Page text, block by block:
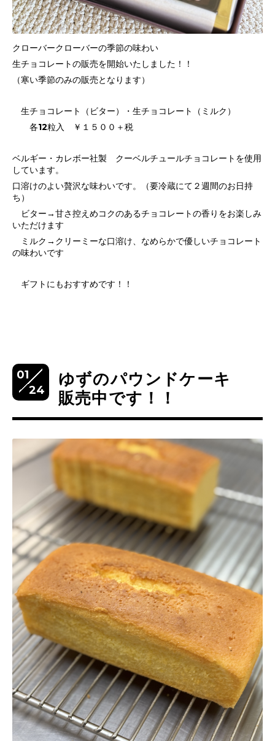
クローバークローバーの季節の味わい
生チョコレートの販売を開始いたしました！！
（寒い季節のみの販売となります）
生チョコレート（ビター）・生チョコレート（ミルク）
各12粒入 ￥１５００＋税
ベルギー・カレボー社製 クーベルチュールチョコレートを使用
しています。
口溶けのよい贅沢な味わいです。（要冷蔵にて２週間のお日持
ち）
ビター→甘さ控えめコクのあるチョコレートの香りをお楽しみ
いただけます
ミルク→クリーミーな口溶け、なめらかで優しいチョコレート
の味わいです
ギフトにもおすすめです！！
01
24
ゆずのパウンドケーキ
販売中です！！